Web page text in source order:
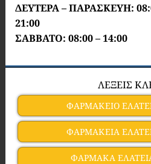
ΔΕΥΤΕΡΑ – ΠΑΡΑΣΚΕΥΗ:
21:00
ΣΑΒΒΑΤΟ: 08:00 – 14:00
ΛΕΞΕΙΣ
ΦΑΡΜΑΚΕΙΟ
ΦΑΡΜΑΚΕΙΑ
ΦΑΡΜΑΚΑ